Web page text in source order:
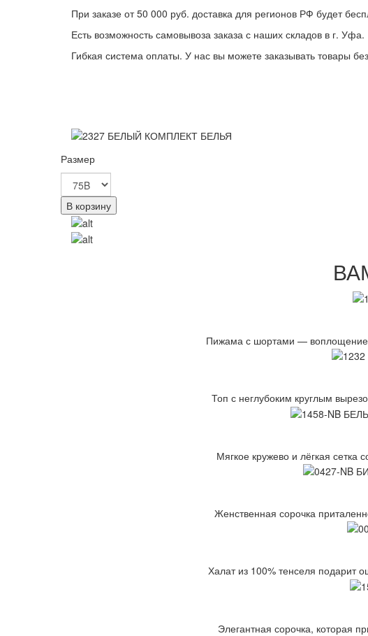
При заказе от 50 000 руб. доставка для регионов РФ будет
Есть возможность самовывоза заказа с наших складов в г. Уфа.
Гибкая система оплаты. У нас вы можете заказывать товары
Размер
В корзину
Пижама с шортами — воплощение
Топ с неглубоким круглым
Мягкое кружево и лёгкая сетка
Женственная сорочка
Халат из 100% тенселя
Элегантная сорочка, которая